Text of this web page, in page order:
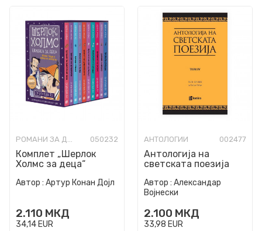
РОМАНИ ЗА ДЕЦА 050232
Комплет „Шерлок
Холмс за деца“
Автор : Артур Конан Дојл
2.110 МКД
34,14 EUR
АНТОЛОГИИ 002477
Антологија на
светската поезија
македонски јазик. Т.
4, XVIII ве...
Автор : Александар
Војнески
2.100 МКД
33,98 EUR